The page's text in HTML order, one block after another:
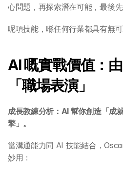
心問題，再探索潛在可能，最後
呢項技能，喺任何行業都具有無可
AI 嘅實戰價值：
「職場表演」
成長教練分析：AI 幫你創造「成
擎」。
當溝通能力同 AI 技能結合，
妙用：